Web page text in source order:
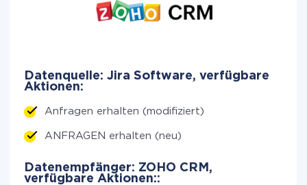
Datenquelle: Jira Software, verfügbare
Aktionen:
Anfragen erhalten (modifiziert)
ANFRAGEN erhalten (neu)
Datenempfänger: ZOHO CRM,
verfügbare Aktionen::